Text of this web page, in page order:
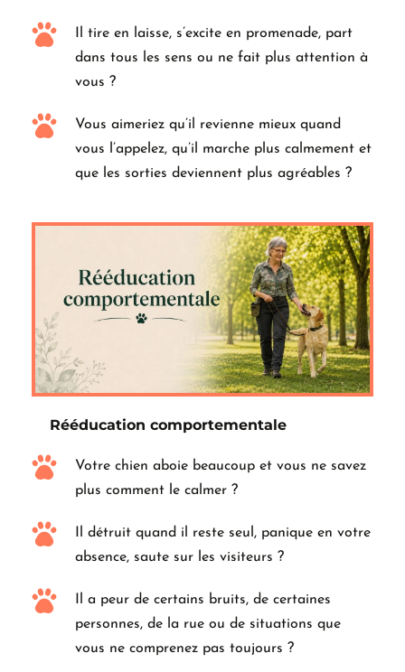
Il tire en laisse, s’excite en promenade, part
dans tous les sens ou ne fait plus attention à
vous ?
Vous aimeriez qu’il revienne mieux quand
vous l’appelez, qu’il marche plus calmement et
que les sorties deviennent plus agréables ?
Rééducation comportementale
Votre chien aboie beaucoup et vous ne savez
plus comment le calmer ?
Il détruit quand il reste seul, panique en votre
absence, saute sur les visiteurs ?
Il a peur de certains bruits, de certaines
personnes, de la rue ou de situations que
vous ne comprenez pas toujours ?